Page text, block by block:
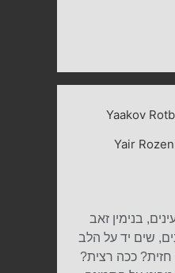
Yaakov
Yair
בנימין זאב
שים יד על הלב
חזית? ככה רצית?